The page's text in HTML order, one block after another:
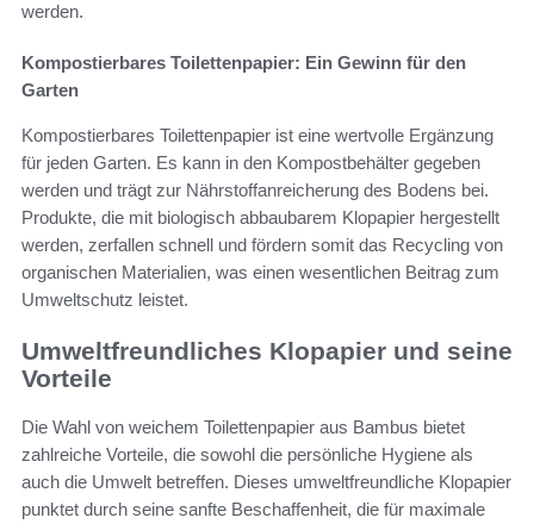
werden.
Kompostierbares Toilettenpapier: Ein Gewinn für den
Garten
Kompostierbares Toilettenpapier ist eine wertvolle Ergänzung
für jeden Garten. Es kann in den Kompostbehälter gegeben
werden und trägt zur Nährstoffanreicherung des Bodens bei.
Produkte, die mit biologisch abbaubarem Klopapier hergestellt
werden, zerfallen schnell und fördern somit das Recycling von
organischen Materialien, was einen wesentlichen Beitrag zum
Umweltschutz leistet.
Umweltfreundliches Klopapier und seine
Vorteile
Die Wahl von weichem Toilettenpapier aus Bambus bietet
zahlreiche Vorteile, die sowohl die persönliche Hygiene als
auch die Umwelt betreffen. Dieses umweltfreundliche Klopapier
punktet durch seine sanfte Beschaffenheit, die für maximale